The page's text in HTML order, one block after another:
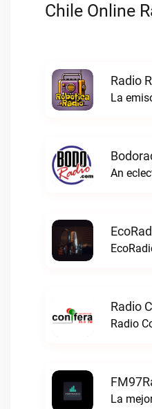
Chile Online
Radio
La
An
Radio
Radio
La